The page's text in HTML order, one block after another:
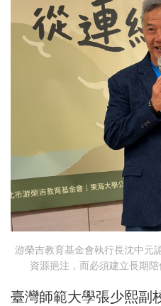
游榮吉教育基金會執行長沈中元
資源挹注，而必須建立長期
臺灣師範大學張少熙副